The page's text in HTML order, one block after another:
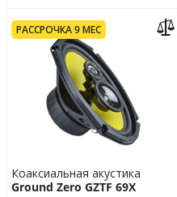
РАССРОЧКА 9 МЕС
Коаксиальная акустика
Ground Zero GZTF 69X